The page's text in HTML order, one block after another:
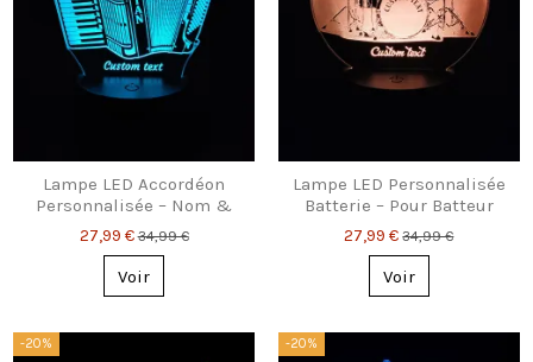
Lampe LED Accordéon
Personnalisée – Nom &
Texte Gravés
27,99 €34,99 €
Voir
Lampe LED Personnalisée
Batterie – Pour Batteur
avec Nom Gravé
27,99 €34,99 €
Voir
-20% -20%